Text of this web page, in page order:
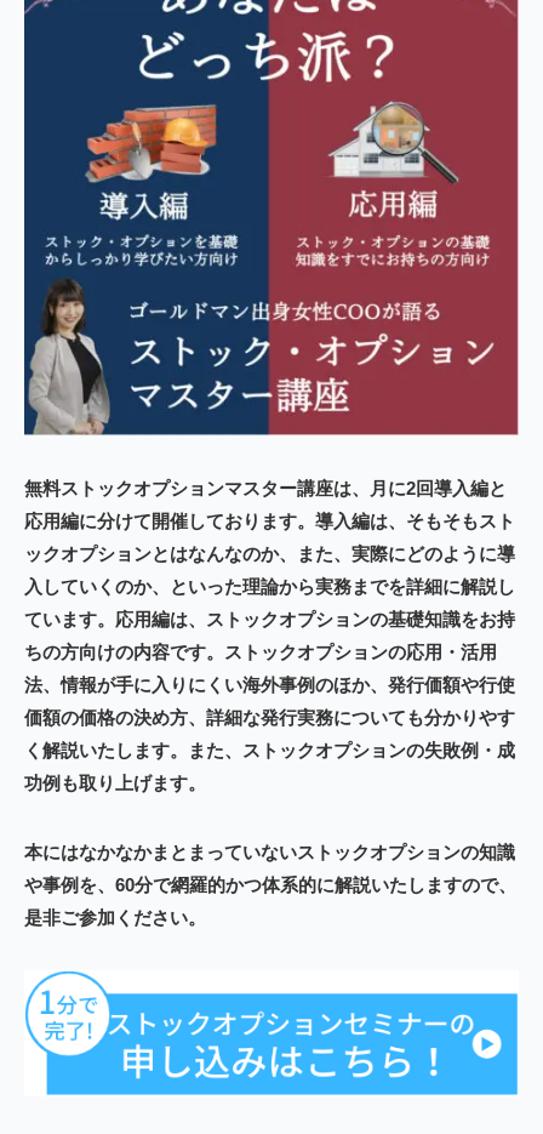
無料ストックオプションマスター講座は、月に2回導入編と
応用編に分けて開催しております。 導入編は、そもそもスト
ックオプションとはなんなのか、また、実際にどのように導
入していくのか、といった理論から実務までを詳細に解説し
ています。 応用編は、
ストックオプションの基礎知識をお持
ちの方向けの内容です。
ストックオプションの応用・活用
法、情報が手に入りにくい海外事例のほか、発行価額や行使
価額の価格の決め方、詳細な発行実務についても分かりやす
く解説いたします。また、ストックオプションの失敗例・成
功例も取り上げます。
本にはなかなかまとまっていないストックオプションの知識
や事例を、60分で網羅的かつ体系的に解説いたしますので、
是非ご参加ください。